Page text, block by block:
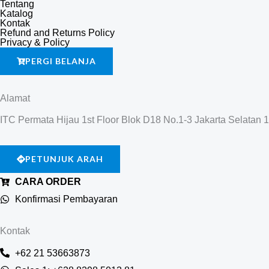
Tentang
Katalog
Kontak
Refund and Returns Policy
Privacy & Policy
PERGI BELANJA
Alamat
ITC Permata Hijau 1st Floor Blok D18 No.1-3 Jakarta Selatan
PETUNJUK ARAH
CARA ORDER
Konfirmasi Pembayaran
Kontak
+62 21 53663873